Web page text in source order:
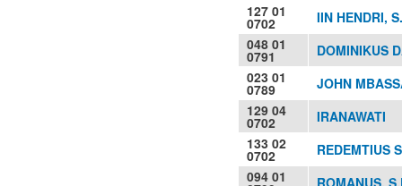
127 01
0702
IIN HENDRI,
048 01
0791
DOMINIKUS
023 01
0789
JOHN
129 04
0702
IRANAWATI
133 02
0702
REDEMTIUS
094 01
ROMANUS,